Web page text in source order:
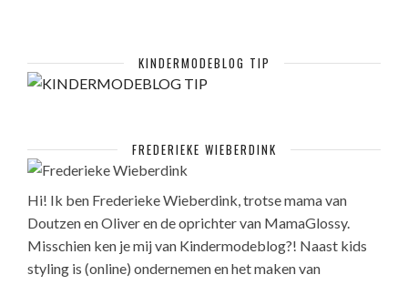
KINDERMODEBLOG TIP
FREDERIEKE WIEBERDINK
Hi! Ik ben Frederieke Wieberdink, trotse mama van
Doutzen en Oliver en de oprichter van MamaGlossy.
Misschien ken je mij van Kindermodeblog?! Naast kids
styling is (online) ondernemen en het maken van